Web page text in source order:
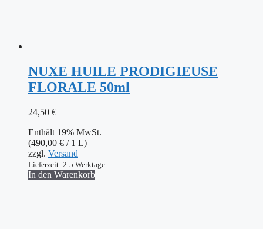
NUXE HUILE PRODIGIEUSE
FLORALE 50ml
24,50 €
Enthält 19% MwSt.
(490,00 € / 1 L)
zzgl. Versand
Lieferzeit: 2-5 Werktage
In den Warenkorb